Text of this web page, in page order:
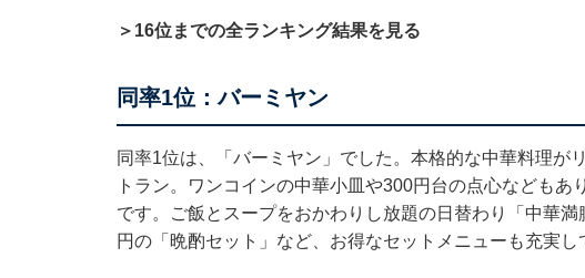
＞16位までの全ランキング結果を見る
同率1位：バーミヤン
同率1位は、「バーミヤン」でした。本格的な中華料理が
トラン。ワンコインの中華小皿や300円台の点心などもあ
です。ご飯とスープをおかわりし放題の日替わり「中華
円の「晩酌セット」など、お得なセットメニューも充実し